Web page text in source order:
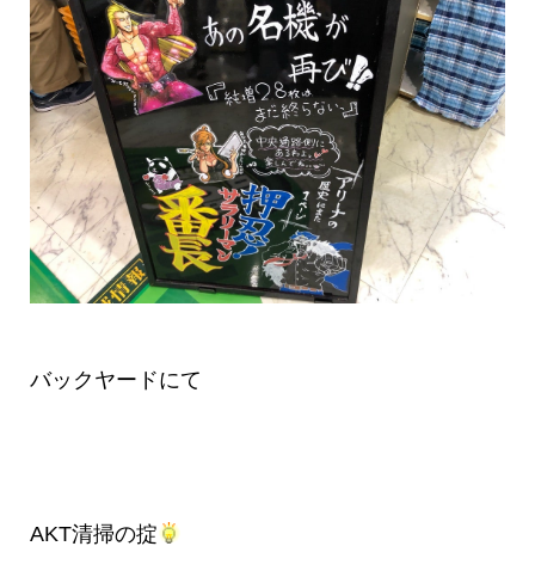
バックヤードにて
AKT清掃の掟